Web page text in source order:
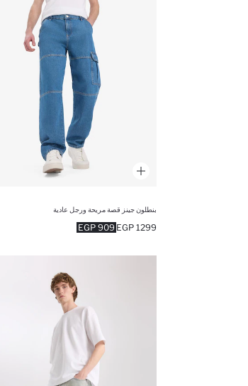
بنطلون جينز قصة مريحة ورجل عادية
909 EGP 1299 EGP